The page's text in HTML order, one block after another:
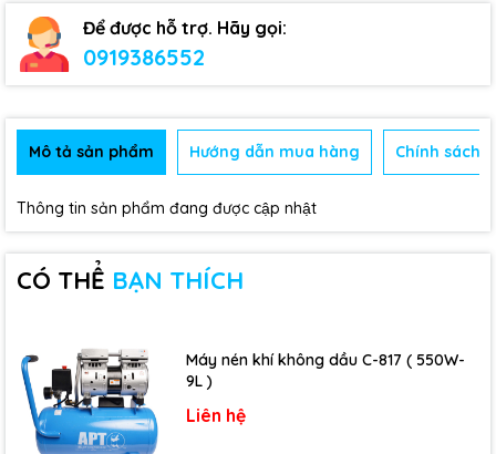
Để được hỗ trợ. Hãy gọi:
0919386552
Mô tả sản phẩm Hướng dẫn mua hàng Chính sách
Thông tin sản phẩm đang được cập nhật
CÓ THỂ BẠN THÍCH
Máy nén khí không dầu C-817 ( 550W-
9L )
Liên hệ